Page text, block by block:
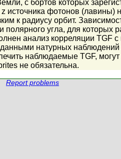
с бортов которых
источника фотонов
к радиусу орбит.
угла, для которых
анализ корреляции TGF
натурных
наблюдаемые TGF,
не обязательна.
Report problems